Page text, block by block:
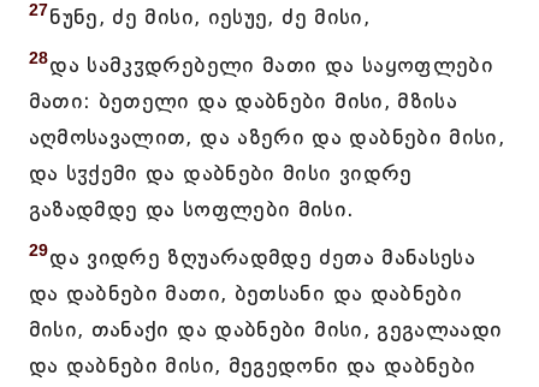
27ნუნე, ძე მისი, იესუე, ძე მისი,
28და სამკჳდრებელი მათი და საყოფლები
მათი: ბეთელი და დაბნები მისი, მზისა
აღმოსავალით, და აზერი და დაბნები მისი,
და სჳქემი და დაბნები მისი ვიდრე
გაზადმდე და სოფლები მისი.
29და ვიდრე ზღუარადმდე ძეთა მანასესა
და დაბნები მათი, ბეთსანი და დაბნები
მისი, თანაქი და დაბნები მისი, გეგალაადი
და დაბნები მისი, მეგედონი და დაბნები